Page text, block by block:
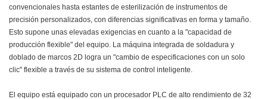
convencionales hasta estantes de esterilización de instrumentos de
precisión personalizados, con diferencias significativas en forma y tamaño.
Esto supone unas elevadas exigencias en cuanto a la "capacidad de
producción flexible" del equipo. La máquina integrada de soldadura y
doblado de marcos 2D logra un "cambio de especificaciones con un solo
clic" flexible a través de su sistema de control inteligente.
El equipo está equipado con un procesador PLC de alto rendimiento de 32